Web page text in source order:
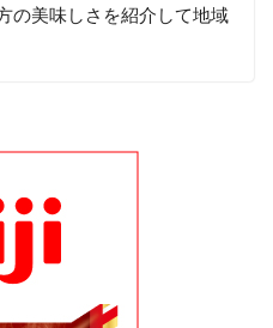
の美味しさを紹介して地域